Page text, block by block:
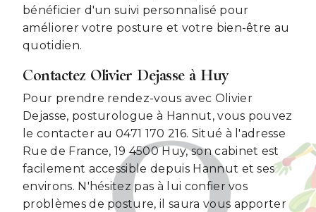
bénéficier d'un suivi personnalisé pour
améliorer votre posture et votre bien-être au
quotidien.
Contactez Olivier Dejasse à Huy
Pour prendre rendez-vous avec Olivier
Dejasse, posturologue à Hannut, vous pouvez
le contacter au 0471 170 216. Situé à l'adresse
Rue de France, 19 4500 Huy, son cabinet est
facilement accessible depuis Hannut et ses
environs. N'hésitez pas à lui confier vos
problèmes de posture, il saura vous apporter